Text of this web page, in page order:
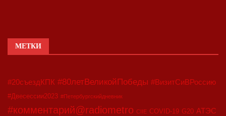
МЕТКИ
#20съездКПК #80летВеликойПобеды #ВизитСиВРоссию
#Двесессии2023 #Петербургскийдневник
#комментарий@radiometro CIIE COVID-19 G20 АТЭС